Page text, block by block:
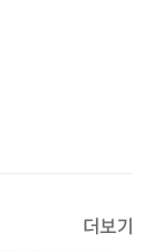
더보기